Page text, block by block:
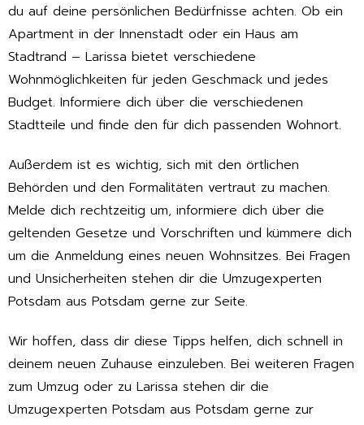
du auf deine persönlichen Bedürfnisse achten. Ob ein
Apartment in der Innenstadt oder ein Haus am
Stadtrand – Larissa bietet verschiedene
Wohnmöglichkeiten für jeden Geschmack und jedes
Budget. Informiere dich über die verschiedenen
Stadtteile und finde den für dich passenden Wohnort.
Außerdem ist es wichtig, sich mit den örtlichen
Behörden und den Formalitäten vertraut zu machen.
Melde dich rechtzeitig um, informiere dich über die
geltenden Gesetze und Vorschriften und kümmere dich
um die Anmeldung eines neuen Wohnsitzes. Bei Fragen
und Unsicherheiten stehen dir die Umzugexperten
Potsdam aus Potsdam gerne zur Seite.
Wir hoffen, dass dir diese Tipps helfen, dich schnell in
deinem neuen Zuhause einzuleben. Bei weiteren Fragen
zum Umzug oder zu Larissa stehen dir die
Umzugexperten Potsdam aus Potsdam gerne zur